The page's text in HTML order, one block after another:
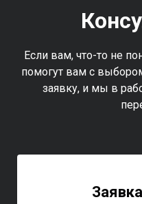
Если вам, что-то не
помогут вам с
заявку, и мы в